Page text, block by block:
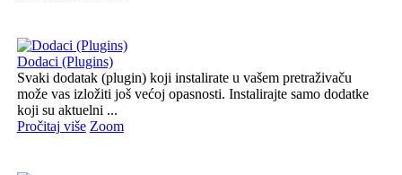
Dodaci (Plugins)
Svaki dodatak (plugin) koji instalirate u vašem pretraživaču
može vas izložiti još većoj opasnosti. Instalirajte samo dodatke
koji su aktuelni ...
Pročitaj više Zoom